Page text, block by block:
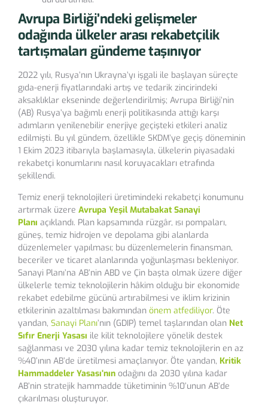
Avrupa Birliği’ndeki gelişmeler
odağında ülkeler arası rekabetçilik
tartışmaları gündeme taşınıyor
2022 yılı, Rusya’nın Ukrayna’yı işgali ile başlayan süreçte
gıda-enerji fiyatlarındaki artış ve tedarik zincirindeki
aksaklıklar ekseninde değerlendirilmiş; Avrupa Birliği’nin
(AB) Rusya’ya bağımlı enerji politikasında attığı karşı
adımların yenilenebilir enerjiye geçişteki etkileri analiz
edilmişti. Bu yıl gündem, özellikle SKDM’ye geçiş döneminin
1 Ekim 2023 itibarıyla başlamasıyla, ülkelerin piyasadaki
rekabetçi konumlarını nasıl koruyacakları etrafında
şekillendi.
Temiz enerji teknolojileri üretimindeki rekabetçi konumunu
artırmak üzere Avrupa Yeşil Mutabakat Sanayi
Planı açıklandı. Plan kapsamında rüzgâr, ısı pompaları,
güneş, temiz hidrojen ve depolama gibi alanlarda
düzenlemeler yapılması; bu düzenlemelerin finansman,
beceriler ve ticaret alanlarında yoğunlaşması bekleniyor.
Sanayi Planı’na AB’nin ABD ve Çin başta olmak üzere diğer
ülkelerle temiz teknolojilerin hâkim olduğu bir ekonomide
rekabet edebilme gücünü artırabilmesi ve iklim krizinin
etkilerinin azaltılması bakımından önem atfediliyor. Öte
yandan, Sanayi Planı’nın (GDIP) temel taşlarından olan Net
Sıfır Enerji Yasası ile kilit teknolojilere yönelik destek
sağlanması ve 2030 yılına kadar temiz teknolojilerin en az
%40’ının AB’de üretilmesi amaçlanıyor. Öte yandan, Kritik
Hammaddeler Yasası’nın odağını da 2030 yılına kadar
AB’nin stratejik hammadde tüketiminin %10’unun AB’de
çıkarılması oluşturuyor.